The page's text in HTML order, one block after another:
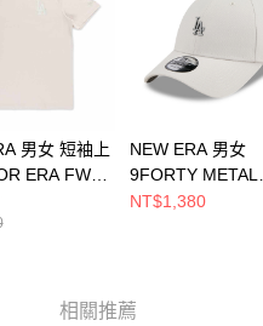
之使用額度並採取法律行動。
男女 短袖上
ERA FW25
石灰
NEW ERA 男女
9FORTY METAL
BADGE SS26 洛
NT$1,380
相關推薦